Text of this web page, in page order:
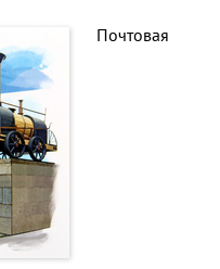
Почтовая